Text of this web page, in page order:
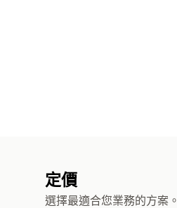
定價
選擇最適合您業務的方案。